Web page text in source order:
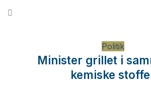
Politik
Minister grillet i
kemiske